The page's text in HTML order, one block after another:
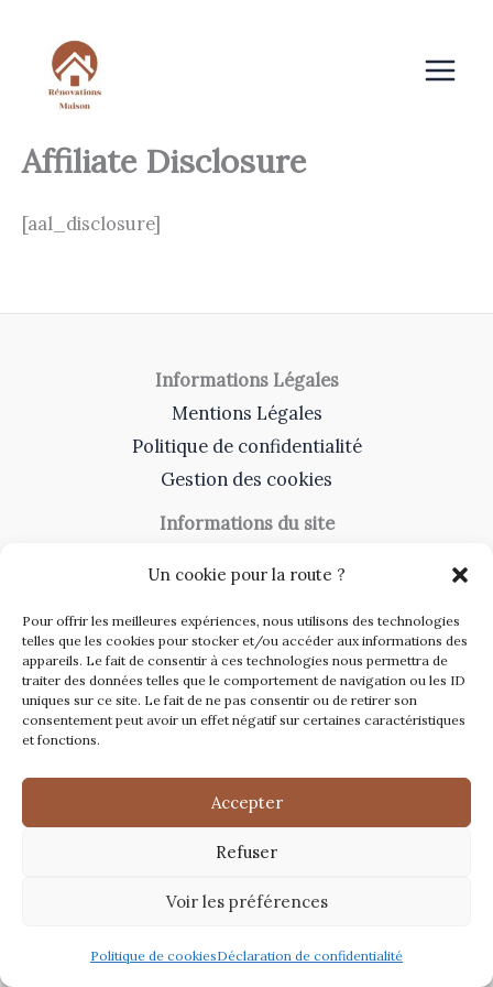
Un cookie pour la route ?
Pour offrir les meilleures expériences, nous utilisons des technologies
telles que les cookies pour stocker et/ou accéder aux informations des
appareils. Le fait de consentir à ces technologies nous permettra de
traiter des données telles que le comportement de navigation ou les ID
uniques sur ce site. Le fait de ne pas consentir ou de retirer son
consentement peut avoir un effet négatif sur certaines caractéristiques
et fonctions.
Accepter
Refuser
Voir les préférences
Politique de cookiesDéclaration de confidentialité
contenu
Affiliate Disclosure
[aal_disclosure]
Informations Légales
Mentions Légales
Politique de confidentialité
Gestion des cookies
Informations du site
Contact
Catégories du site
Travaux et rénovation
Toiture
Décoration
Copyright © 2026 Renovations Maison